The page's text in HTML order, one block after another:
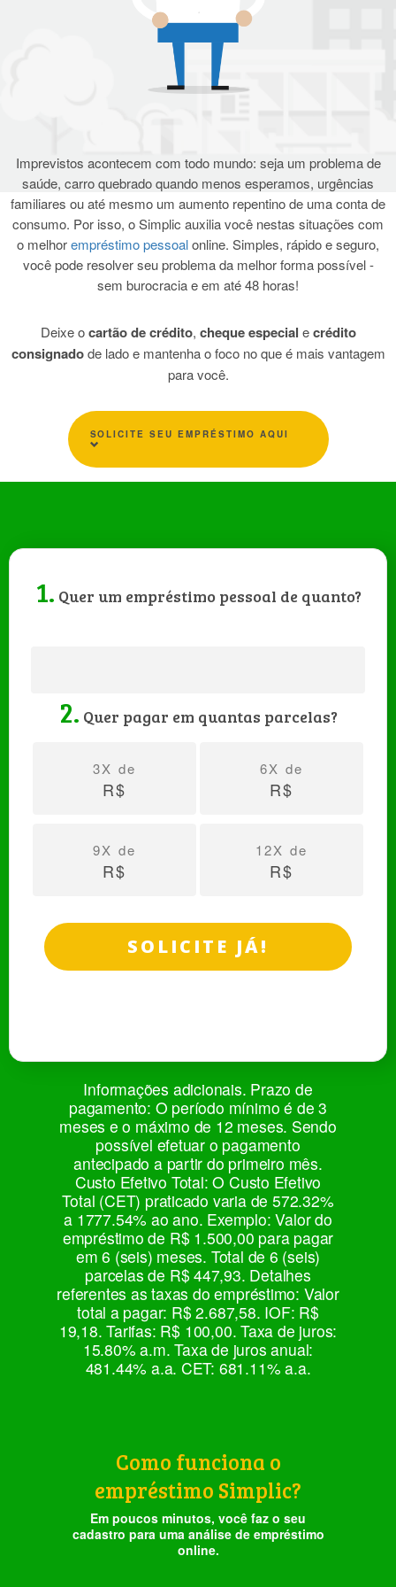
Telefone
* Campo obrigatório
Imprevistos acontecem com todo mundo: seja um problema de
saúde, carro quebrado quando menos esperamos, urgências
familiares ou até mesmo um aumento repentino de uma conta de
consumo. Por isso, o Simplic auxilia você nestas situações com
o melhorempréstimo pessoalonline. Simples, rápido e seguro,
você pode resolver seu problema da melhor forma possível -
sem burocracia e em até 48 horas!
Deixe ocartão de crédito, cheque especial ecrédito
consignadode lado e mantenha o foco no que é mais vantagem
para você.
SOLICITE SEU EMPRÉSTIMO AQUI
1. Quer um empréstimo pessoal de quanto?
2. Quer pagar em quantas parcelas?
3X de
R$
6X de
R$
9X de
R$
12X de
R$
SOLICITE JÁ!
Informações adicionais. Prazo de
pagamento: O período mínimo é de 3
meses e o máximo de 12 meses. Sendo
possível efetuar o pagamento
antecipado a partir do primeiro mês.
Custo Efetivo Total: O Custo Efetivo
Total (CET) praticado varia de 572.32%
a 1777.54% ao ano. Exemplo: Valor do
empréstimo de R$ 1.500,00 para pagar
em 6 (seis) meses. Total de 6 (seis)
parcelas de R$ 447,93. Detalhes
referentes as taxas do empréstimo: Valor
total a pagar: R$ 2.687,58. IOF: R$
19,18. Tarifas: R$ 100,00. Taxa de juros:
15.80% a.m. Taxa de juros anual:
481.44% a.a. CET: 681.11% a.a.
Como funciona o
empréstimo Simplic?
Em poucos minutos, você faz o seu
cadastro para uma análise de empréstimo
online.